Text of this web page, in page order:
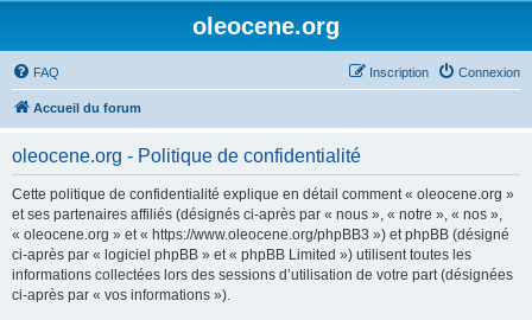
oleocene.org
FAQ Connexion
Inscription
Accueil du forum
oleocene.org - Politique de confidentialité
Cette politique de confidentialité explique en détail comment « oleocene.org »
et ses partenaires affiliés (désignés ci-après par « nous », « notre », « nos »,
« oleocene.org » et « https://www.oleocene.org/phpBB3 ») et phpBB (désigné
ci-après par « logiciel phpBB » et « phpBB Limited ») utilisent toutes les
informations collectées lors des sessions d’utilisation de votre part (désignées
ci-après par « vos informations »).